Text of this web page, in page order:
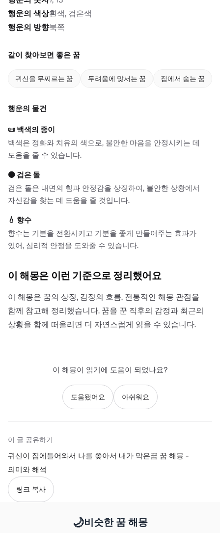
행운의 색상흰색, 검은색
행운의 방향북쪽
같이 찾아보면 좋은 꿈
귀신을 무찌르는 꿈 두려움에 맞서는 꿈 집에서 숨는 꿈
행운의 물건
📜 백색의 종이
백색은 정화와 치유의 색으로, 불안한 마음을 안정시키는 데
도움을 줄 수 있습니다.
⚫ 검은 돌
검은 돌은 내면의 힘과 안정감을 상징하여, 불안한 상황에서
자신감을 찾는 데 도움을 줄 것입니다.
💧 향수
향수는 기분을 전환시키고 기분을 좋게 만들어주는 효과가
있어, 심리적 안정을 도와줄 수 있습니다.
이 해몽은 이런 기준으로 정리했어요
이 해몽은 꿈의 상징, 감정의 흐름, 전통적인 해몽 관점을
함께 참고해 정리했습니다. 꿈을 꾼 직후의 감정과 최근의
상황을 함께 떠올리면 더 자연스럽게 읽을 수 있습니다.
이 해몽이 읽기에 도움이 되었나요?
도움됐어요 아쉬워요
이 글 공유하기
귀신이 집에들어와서 나를 쫒아서 내가 막은꿈 꿈 해몽 -
의미와 해석
링크 복사
🌙비슷한 꿈 해몽